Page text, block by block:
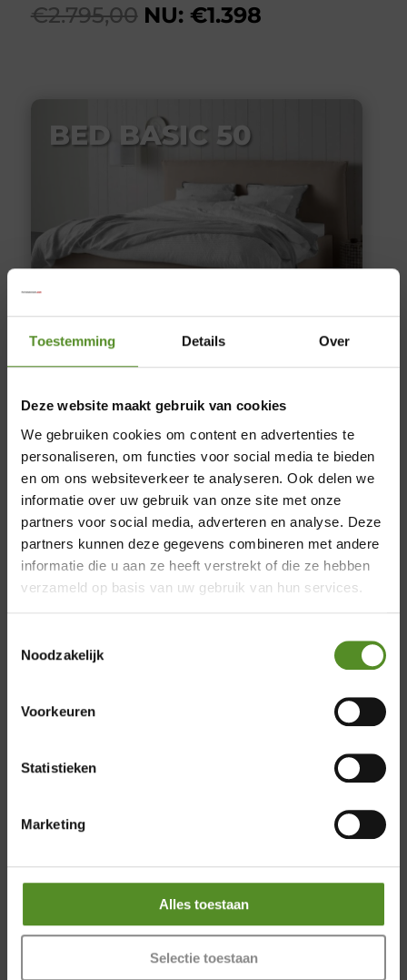
Toestemming Details Over
Deze website maakt gebruik van cookies
We gebruiken cookies om content en advertenties te
personaliseren, om functies voor social media te bieden
en om ons websiteverkeer te analyseren. Ook delen we
informatie over uw gebruik van onze site met onze
partners voor social media, adverteren en analyse. Deze
partners kunnen deze gegevens combineren met andere
informatie die u aan ze heeft verstrekt of die ze hebben
verzameld op basis van uw gebruik van hun services.
Noodzakelijk
Voorkeuren
Statistieken
Marketing
Alles toestaan
Selectie toestaan
€2.795,00 NU: €1.398
BED BASIC 50
MEER INFORMATIE
€1.195,00 NU: €598
BED BASIC 82
MEER INFORMATIE
TEDDY 80
Zaterdag: 12:00 – 17:00
Doordeweeks op afspraak
×